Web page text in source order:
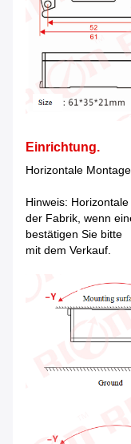
Einrichtung.
Horizontale
Hinweis:
der Fabrik, wenn
bestätigen Sie bitte
mit dem Verkauf.